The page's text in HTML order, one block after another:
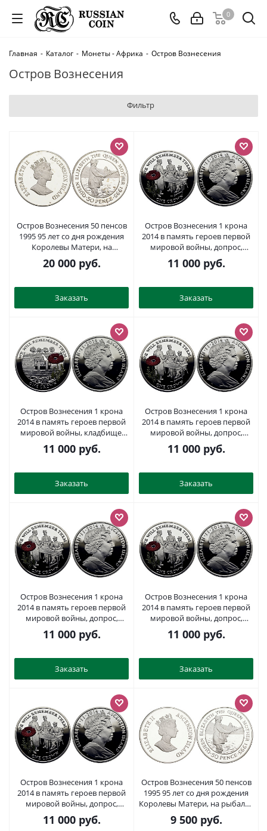
0
Главная - Каталог - Монеты - Африка - Остров Вознесения
Остров Вознесения
Фильтр
Остров Вознесения 50 пенсов
1995 95 лет со дня рождения
Королевы Матери, на
рыбалке, вес 56,36 гр.,
пьедфорт, тираж 500
PROOF 11-080-41
20 000руб.
Заказать
Остров Вознесения 1 крона
2014 в память героев первой
мировой войны, допрос,
красный мак KM NEW
серебро, эмаль PROOF 1071-3-
11 000руб.
Заказать
Остров Вознесения 1 крона
2014 в память героев первой
мировой войны, кладбище,
красный мак KM NEW
серебро, эмаль PROOF 1071-2-
11 000руб.
Заказать
Остров Вознесения 1 крона
2014 в память героев первой
мировой войны, допрос,
красный мак KM NEW
серебро, эмаль PROOF 1071-3-
11 000руб.
Заказать
Остров Вознесения 1 крона
2014 в память героев первой
мировой войны, допрос,
красный мак KM NEW
серебро, эмаль PROOF 1071-3-
11 000руб.
Заказать
Остров Вознесения 1 крона
2014 в память героев первой
мировой войны, допрос,
красный мак KM NEW
серебро, эмаль PROOF 1071-3-
11 000руб.
Заказать
Остров Вознесения 1 крона
2014 в память героев первой
мировой войны, допрос,
красный мак KM NEW
серебро, эмаль PROOF 1071-3-
11 000руб.
Остров Вознесения 50 пенсов
1995 95 лет со дня рождения
Королевы Матери, на рыбалке
KM 7a серебро PROOF 11-076-
12
9 500руб.